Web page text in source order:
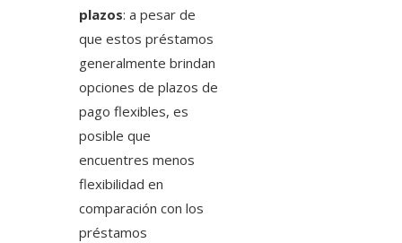
plazos: a pesar de
que estos préstamos
generalmente brindan
opciones de plazos de
pago flexibles, es
posible que
encuentres menos
flexibilidad en
comparación con los
préstamos